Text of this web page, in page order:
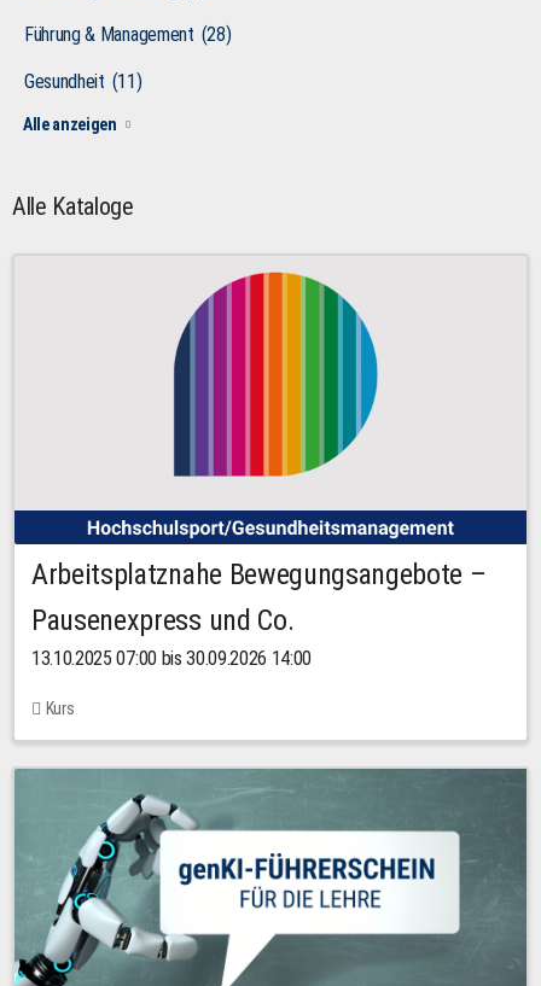
Führung & Management (28)
Gesundheit (11)
Alle anzeigen
Alle Kataloge
Arbeitsplatznahe Bewegungsangebote –
Pausenexpress und Co.
13.10.2025 07:00 bis 30.09.2026 14:00
Kurs